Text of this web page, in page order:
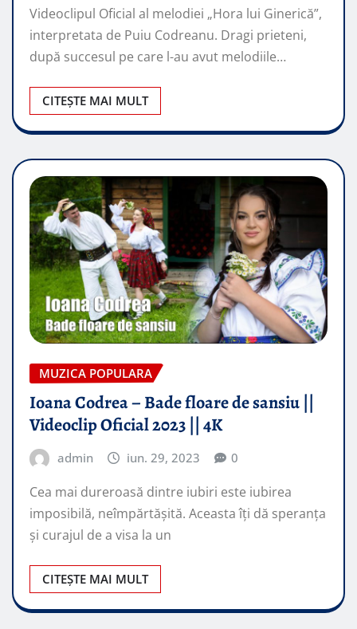
Videoclipul Oficial al melodiei „Hora lui Ginerică”,
interpretata de Puiu Codreanu. Dragi prieteni,
după succesul pe care l-au avut melodiile…
CITEȘTE MAI MULT
MUZICA POPULARA
Ioana Codrea – Bade floare de sansiu ||
Videoclip Oficial 2023 || 4K
admin iun. 29, 2023 0
Cea mai dureroasă dintre iubiri este iubirea
imposibilă, neîmpărtășită. Aceasta îți dă speranța
și curajul de a visa la un
CITEȘTE MAI MULT